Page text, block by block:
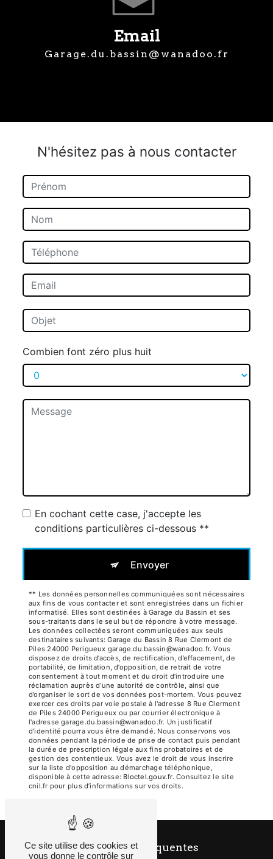
Email
garage.du.bassin@wanadoo.fr
N'hésitez pas à nous contacter
Combien font zéro plus huit
En cochant cette case, j'accepte les
conditions particulières ci-dessous **
Envoyer
** Les données personnelles communiquées sont nécessaires
aux fins de vous contacter et sont enregistrées dans un fichier
informatisé. Elles sont destinées à Garage du Bassin et ses
sous-traitants dans le seul but de répondre à votre message.
Les données collectées seront communiquées aux seuls
destinataires suivants: Garage du Bassin 8 Rue Clermont de
Piles 24000 Perigueux garage.du.bassin@wanadoo.fr. Vous
disposez de droits d’accès, de rectification, d’effacement, de
portabilité, de limitation, d’opposition, de retrait de votre
consentement à tout moment et du droit d’introduire une
réclamation auprès d’une autorité de contrôle, ainsi que
d’organiser le sort de vos données post-mortem. Vous pouvez
exercer ces droits par voie postale à l'adresse 8 Rue Clermont
de Piles 24000 Perigueux ou par courrier électronique à
l'adresse garage.du.bassin@wanadoo.fr. Un justificatif
d'identité pourra vous être demandé. Nous conservons vos
données pendant la période de prise de contact puis pendant
la durée de prescription légale aux fins probatoires et de
gestion des contentieux. Vous avez le droit de vous inscrire
sur la liste d'opposition au démarchage téléphonique,
disponible à cette adresse:
Bloctel.gouv.fr. Consultez le site
cnil.fr pour plus d’informations sur vos droits.
Recherches fréquentes
Ce site utilise des cookies et
vous donne le contrôle sur